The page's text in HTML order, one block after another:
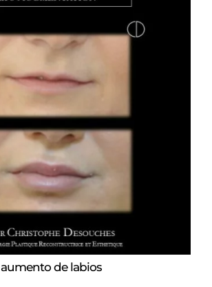
aumento de labios